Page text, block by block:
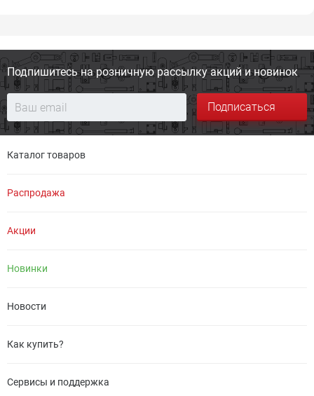
Подпишитесь на розничную рассылку акций и новинок
Подписаться
Каталог товаров
Распродажа
Акции
Новинки
Новости
Как купить?
Сервисы и поддержка